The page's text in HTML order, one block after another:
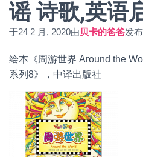
谣 诗歌,英语
于24 2 月, 2020由贝卡的爸爸发布
绘本《周游世界 Around the
系列8》，中译出版社